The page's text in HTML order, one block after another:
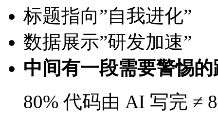
标题指向”自我进化”
数据展示”研发加速”
中间有一段需要警惕的
80% 代码由 AI 写完 ≠